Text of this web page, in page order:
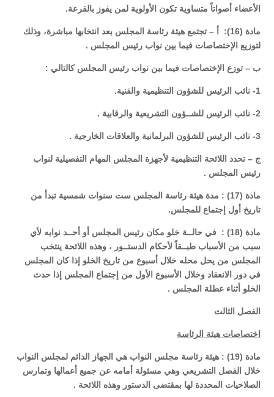
الأعضاء أصواتاً متساوية تكون الأولوية لمن يفوز بالقرعة.
مادة (16): أ – تجتمع هيئة رئاسة المجلس بعد انتخابها مباشرة، وذلك
لتوزيع الإختصاصات فيما بين نواب رئيس المجلس .
ب – توزع الإختصاصات فيما بين نواب رئيس المجلس كالتالي :
1- نائب الرئيس للشؤون التنظيمية والفنية.
2- نائب الرئيس للشــؤون التشريعية والرقابية .
3- نائب الرئيس للشؤون البرلمانية والعلاقات الخارجية .
ج – تحدد اللائحة التنظيمية لأجهزة المجلس المهام التفصيلية لنواب
رئيس المجلس .
مادة (17) : مدة هيئة رئاسة المجلس ست سنوات شمسية تبدأ من
تاريخ أول إجتماع للمجلس.
مادة (18) : في حالــة خلو مكان رئيس المجلس أو أحــد نوابه لأي
سبب من الأسباب طبــقاً لأحكام الدستــور ، وهذه اللائحة ينتخب
المجلس من يحل محله خلال أسبوع من تاريخ الخلو إذا كان المجلس
في دور الانعقاد وخلال الأسبوع الأول من إجتماع المجلس إذا حدث
الخلو أثناء عطلة المجلس .
الفصل الثالث
اختصاصات هيئة الرئاسة
مادة (19) : هيئة رئاسة مجلس النواب هي الجهاز الدائم لمجلس النواب
خلال الفصل التشريعي وهي مسئولة أمامه عن جميع أعمالها وتمارس
الصلاحيات المحددة لها بمقتضى الدستور وهذه اللائحة .